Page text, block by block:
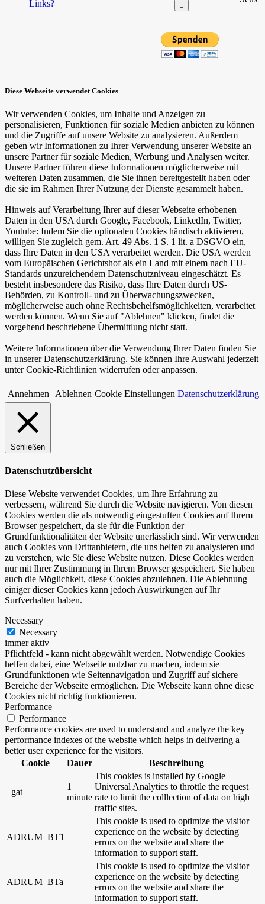
Links?
Diese Webseite verwendet Cookies
Wir verwenden Cookies, um Inhalte und Anzeigen zu
personalisieren, Funktionen für soziale Medien anbieten zu können
und die Zugriffe auf unsere Website zu analysieren. Außerdem
geben wir Informationen zu Ihrer Verwendung unserer Website an
unsere Partner für soziale Medien, Werbung und Analysen weiter.
Unsere Partner führen diese Informationen möglicherweise mit
weiteren Daten zusammen, die Sie ihnen bereitgestellt haben oder
die sie im Rahmen Ihrer Nutzung der Dienste gesammelt haben.
Hinweis auf Verarbeitung Ihrer auf dieser Webseite erhobenen
Daten in den USA durch Google, Facebook, LinkedIn, Twitter,
Youtube: Indem Sie die optionalen Cookies händisch aktivieren,
willigen Sie zugleich gem. Art. 49 Abs. 1 S. 1 lit. a DSGVO ein,
dass Ihre Daten in den USA verarbeitet werden. Die USA werden
vom Europäischen Gerichtshof als ein Land mit einem nach EU-
Standards unzureichendem Datenschutzniveau eingeschätzt. Es
besteht insbesondere das Risiko, dass Ihre Daten durch US-
Behörden, zu Kontroll- und zu Überwachungszwecken,
möglicherweise auch ohne Rechtsbehelfsmöglichkeiten, verarbeitet
werden können. Wenn Sie auf "Ablehnen" klicken, findet die
vorgehend beschriebene Übermittlung nicht statt.
Weitere Informationen über die Verwendung Ihrer Daten finden Sie
in unserer Datenschutzerklärung. Sie können Ihre Auswahl jederzeit
unter Cookie-Richtlinien widerrufen oder anpassen.
Annehmen Ablehnen Cookie Einstellungen Datenschutzerklärung
Schließen
Datenschutzübersicht
Diese Website verwendet Cookies, um Ihre Erfahrung zu
verbessern, während Sie durch die Website navigieren. Von diesen
Cookies werden die als notwendig eingestuften Cookies auf Ihrem
Browser gespeichert, da sie für die Funktion der
Grundfunktionalitäten der Website unerlässlich sind. Wir verwenden
auch Cookies von Drittanbietern, die uns helfen zu analysieren und
zu verstehen, wie Sie diese Website nutzen. Diese Cookies werden
nur mit Ihrer Zustimmung in Ihrem Browser gespeichert. Sie haben
auch die Möglichkeit, diese Cookies abzulehnen. Die Ablehnung
einiger dieser Cookies kann jedoch Auswirkungen auf Ihr
Surfverhalten haben.
Necessary
Necessary
immer aktiv
Pflichtfeld - kann nicht abgewählt werden. Notwendige Cookies
helfen dabei, eine Webseite nutzbar zu machen, indem sie
Grundfunktionen wie Seitennavigation und Zugriff auf sichere
Bereiche der Webseite ermöglichen. Die Webseite kann ohne diese
Cookies nicht richtig funktionieren.
Performance
Performance
Performance cookies are used to understand and analyze the key
performance indexes of the website which helps in delivering a
better user experience for the visitors.
Cookie
Dauer Beschreibung
_gat
1
minute
This cookies is installed by Google
Universal Analytics to throttle the request
rate to limit the colllection of data on high
traffic sites.
ADRUM_BT1
This cookie is used to optimize the visitor
experience on the website by detecting
errors on the website and share the
information to support staff.
ADRUM_BTa
This cookie is used to optimize the visitor
experience on the website by detecting
errors on the website and share the
information to support staff.